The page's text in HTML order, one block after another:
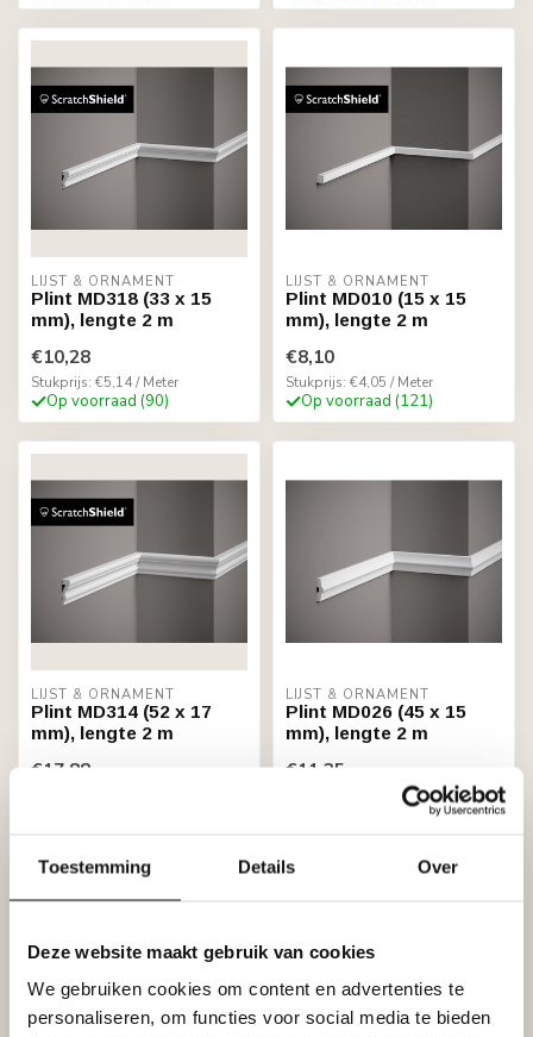
Toestemming Details Over
Deze website maakt gebruik van cookies
We gebruiken cookies om content en advertenties te
personaliseren, om functies voor social media te bieden
LIJST & ORNAMENT
Plint MD318 (33 x 15
mm), lengte 2 m
€10,28
Stukprijs: €5,14 / Meter
Op voorraad (90)
LIJST & ORNAMENT
Plint MD010 (15 x 15
mm), lengte 2 m
€8,10
Stukprijs: €4,05 / Meter
Op voorraad (121)
LIJST & ORNAMENT
Plint MD314 (52 x 17
mm), lengte 2 m
€17,88
LIJST & ORNAMENT
Plint MD026 (45 x 15
mm), lengte 2 m
€11,25
Stukprijs: €5,63 / Meter
Op voorraad (7)